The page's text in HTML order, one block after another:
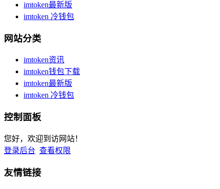
imtoken最新版
imtoken 冷钱包
网站分类
imtoken资讯
imtoken钱包下载
imtoken最新版
imtoken 冷钱包
控制面板
您好，欢迎到访网站！
登录后台 查看权限
友情链接